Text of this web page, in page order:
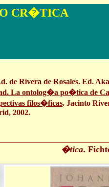
CR�TICA
de Rivera de Rosales. Ed.
La ontolog�a po�tica de
filos�ficas. Jacinto
2002.
�tica.